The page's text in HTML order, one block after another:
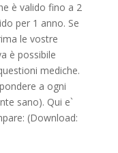
è valido fino a 2
per 1 anno. Se
le vostre
è possibile
mediche.
a ogni
sano). Qui e`
(Download: